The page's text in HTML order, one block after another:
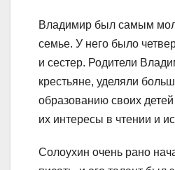
Владимир был самым
семье. У него было
и сестер. Родители
крестьяне, уделяли
образованию своих
их интересы в чтении и
Солоухин очень рано